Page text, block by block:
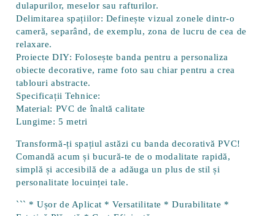
dulapurilor, meselor sau rafturilor.
Delimitarea spațiilor: Definește vizual zonele dintr-o
cameră, separând, de exemplu, zona de lucru de cea de
relaxare.
Proiecte DIY: Folosește banda pentru a personaliza
obiecte decorative, rame foto sau chiar pentru a crea
tablouri abstracte.
Specificații Tehnice:
Material: PVC de înaltă calitate
Lungime: 5 metri
Transformă-ți spațiul astăzi cu banda decorativă PVC!
Comandă acum și bucură-te de o modalitate rapidă,
simplă și accesibilă de a adăuga un plus de stil și
personalitate locuinței tale.
``` *Ușor de Aplicat *Versatilitate *Durabilitate *